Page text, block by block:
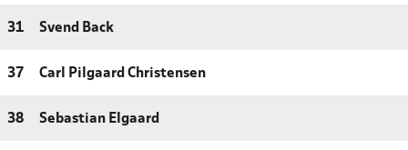
31 Svend Back
37 Carl Pilgaard Christensen
38 Sebastian Elgaard